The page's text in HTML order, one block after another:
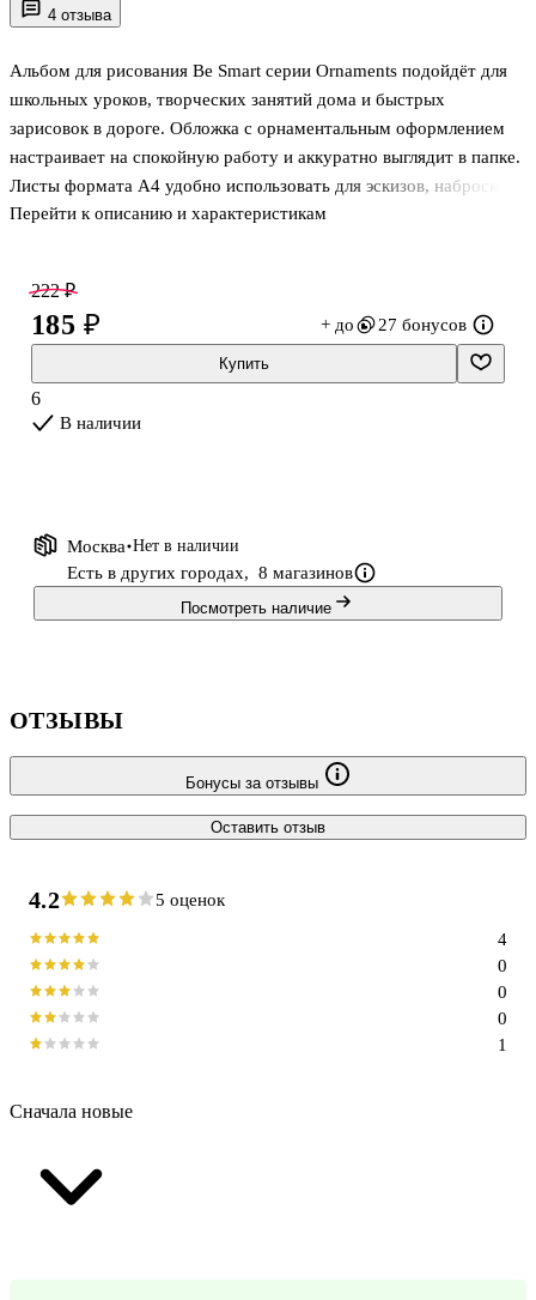
4 отзыва
Альбом для рисования Be Smart серии Ornaments подойдёт для
школьных уроков, творческих занятий дома и быстрых
зарисовок в дороге. Обложка с орнаментальным оформлением
настраивает на спокойную работу и аккуратно выглядит в папке.
Листы формата А4 удобно использовать для эскизов, набросков
и раскрашивания. Плотность бумаги 120 г/м² помогает рисовать
комфортно рисовать на развороте.
Перейти к описанию и характеристикам
222 ₽
185 ₽ + до 27 бонусов
Купить
6
В наличии
Москва Нет в наличии
Есть в других городах, 8 магазинов
Посмотреть наличие
ОТЗЫВЫ
Бонусы за отзывы
Оставить отзыв
4.2 5 оценок
1
0
0
0
4
Сначала новые